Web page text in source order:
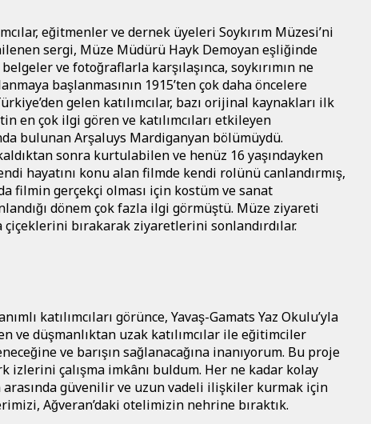
eğitmenler ve dernek üyeleri Soykırım Müzesi’ni
sergi, Müze Müdürü Hayk Demoyan eşliğinde
ve fotoğraflarla karşılaşınca, soykırımın ne
başlanmasının 1915’ten çok daha öncelere
gelen katılımcılar, bazı orijinal kaynakları ilk
en çok ilgi gören ve katılımcıları etkileyen
bulunan Arşaluys Mardiganyan bölümüydü.
sonra kurtulabilen ve henüz 16 yaşındayken
hayatını konu alan filmde kendi rolünü canlandırmış,
filmin gerçekçi olması için kostüm ve sanat
dönem çok fazla ilgi görmüştü. Müze ziyareti
çiçeklerini bırakarak ziyaretlerini sonlandırdılar.
katılımcıları görünce, Yavaş-Gamats Yaz Okulu’yla
ve düşmanlıktan uzak katılımcılar ile eğitimciler
ve barışın sağlanacağına inanıyorum. Bu proje
izlerini çalışma imkânı buldum. Her ne kadar kolay
güvenilir ve uzun vadeli ilişkiler kurmak için
Ağveran’daki otelimizin nehrine bıraktık.